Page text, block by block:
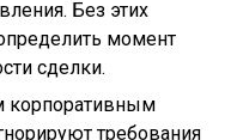
Без этих
момент
сделки.
корпоративным
требования